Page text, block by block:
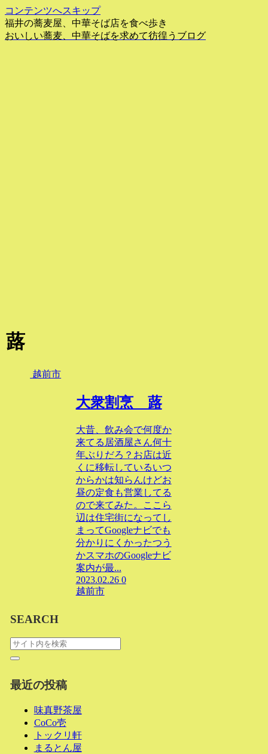
コンテンツへスキップ
福井の蕎麦屋、中華そば店を食べ歩き
おいしい蕎麦、中華そばを求めて彷徨うブログ
蕗
越前市
大衆割烹 蕗
大昔、飲み会で何度か
来てる居酒屋さん何十
年ぶりだろ？お店は近
くに移転しているいつ
からかは知らんけどお
昼の定食も営業してる
ので来てみた。ここら
辺は住宅街になってし
まってGoogleナビでも
分かりにくかったつう
かスマホのGoogleナビ
案内が最...
2023.02.26 0
越前市
SEARCH
最近の投稿
味真野茶屋
CoCo壱
トックリ軒
まるとん屋